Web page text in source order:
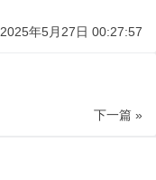
2025年5月27日 00:27:57
下一篇 »